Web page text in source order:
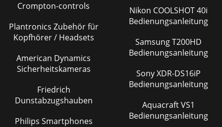
Crompton-controls
Plantronics Zubehör für
Kopfhörer / Headsets
American Dynamics
Sicherheitskameras
Friedrich
Dunstabzugshauben
Philips Smartphones
Nikon COOLSHOT 40i
Bedienungsanleitung
Samsung T200HD
Bedienungsanleitung
Sony XDR-DS16iP
Bedienungsanleitung
Aquacraft VS1
Bedienungsanleitung